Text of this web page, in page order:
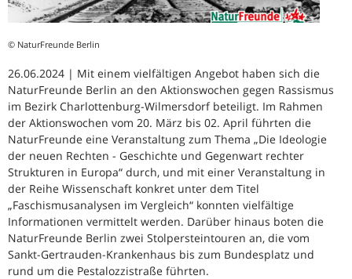
© NaturFreunde Berlin
26.06.2024 | Mit einem vielfältigen Angebot haben sich die
NaturFreunde Berlin an den Aktionswochen gegen Rassismus
im Bezirk Charlottenburg-Wilmersdorf beteiligt. Im Rahmen
der Aktionswochen vom 20. März bis 02. April führten die
NaturFreunde eine Veranstaltung zum Thema „Die Ideologie
der neuen Rechten - Geschichte und Gegenwart rechter
Strukturen in Europa“ durch, und mit einer Veranstaltung in
der Reihe Wissenschaft konkret unter dem Titel
„Faschismusanalysen im Vergleich“ konnten vielfältige
Informationen vermittelt werden. Darüber hinaus boten die
NaturFreunde Berlin zwei Stolpersteintouren an, die vom
Sankt-Gertrauden-Krankenhaus bis zum Bundesplatz und
rund um die Pestalozzistraße führten.